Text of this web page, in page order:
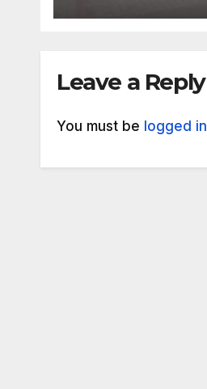
Leave a Reply
You must be logged in